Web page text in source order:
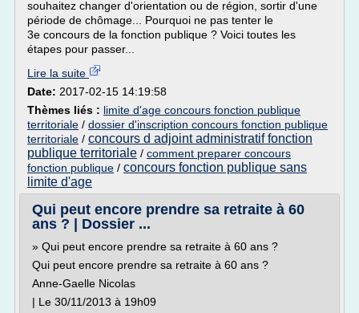
souhaitez changer d'orientation ou de région, sortir d'une
période de chômage... Pourquoi ne pas tenter le
3e concours de la fonction publique ? Voici toutes les
étapes pour passer...
Lire la suite
Date: 2017-02-15 14:19:58
Thèmes liés : limite d'age concours fonction publique
territoriale / dossier d'inscription concours fonction publique
territoriale / concours d adjoint administratif fonction
publique territoriale / comment preparer concours
fonction publique / concours fonction publique sans
limite d'age
Qui peut encore prendre sa retraite à 60
ans ? | Dossier ...
» Qui peut encore prendre sa retraite à 60 ans ?
Qui peut encore prendre sa retraite à 60 ans ?
Anne-Gaelle Nicolas
| Le 30/11/2013 à 19h09